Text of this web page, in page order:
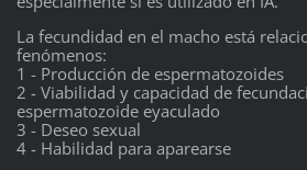
La fecundidad en el macho está
fenómenos:
1 - Producción de espermatozoides
2 - Viabilidad y capacidad de
espermatozoide eyaculado
3 - Deseo sexual
4 - Habilidad para aparearse